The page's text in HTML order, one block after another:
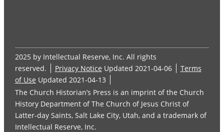
2025 by Intellectual Reserve, Inc. All rights
reserved.
Privacy Notice Updated 2021-04-06
Terms
of Use Updated 2021-04-13
The Church Historian’s Press is an imprint of the Church
History Department of The Church of Jesus Christ of
Latter-day Saints, Salt Lake City, Utah, and a trademark of
Intellectual Reserve, Inc.